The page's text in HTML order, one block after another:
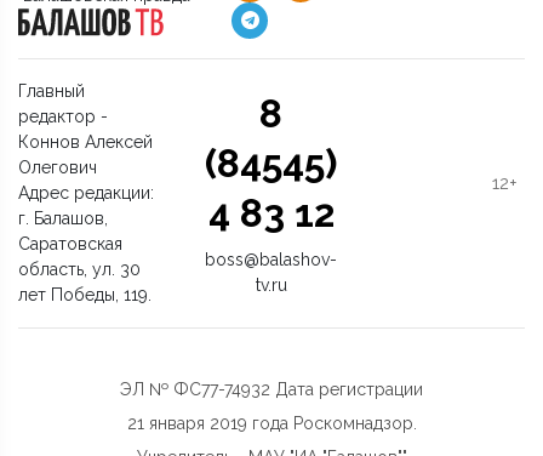
Главный
редактор -
Коннов Алексей
Олегович
Адрес редакции:
г. Балашов,
Саратовская
область, ул. 30
лет Победы, 119.
8
(84545)
4 83 12
boss@balashov-
tv.ru
12+
ЭЛ № ФС77-74932 Дата регистрации
21 января 2019 года Роскомнадзор.